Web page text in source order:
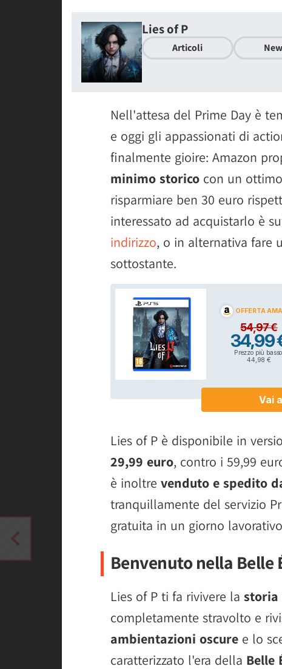
Lies of P
Articoli
Nell'attesa del Prime Day è
e oggi gli appassionati di
finalmente gioire: Amazon
minimo storico con un ottimo
risparmiare ben 30 euro
interessato ad acquistarlo è
indirizzo, o in alternativa fare
sottostante.
Lies of P è disponibile in
29,99 euro, contro i 59,99
è inoltre venduto e spedito
tranquillamente del servizio
gratuita in un giorno
Benvenuto nella Belle
Lies of P ti fa rivivere la storia
completamente stravolto e
ambientazioni oscure e lo
caratterizzato l'era della Belle